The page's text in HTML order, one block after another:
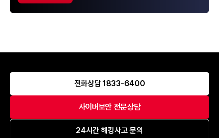
전화상담 1833-6400
사이버보안 전문상담
24시간 해킹사고 문의